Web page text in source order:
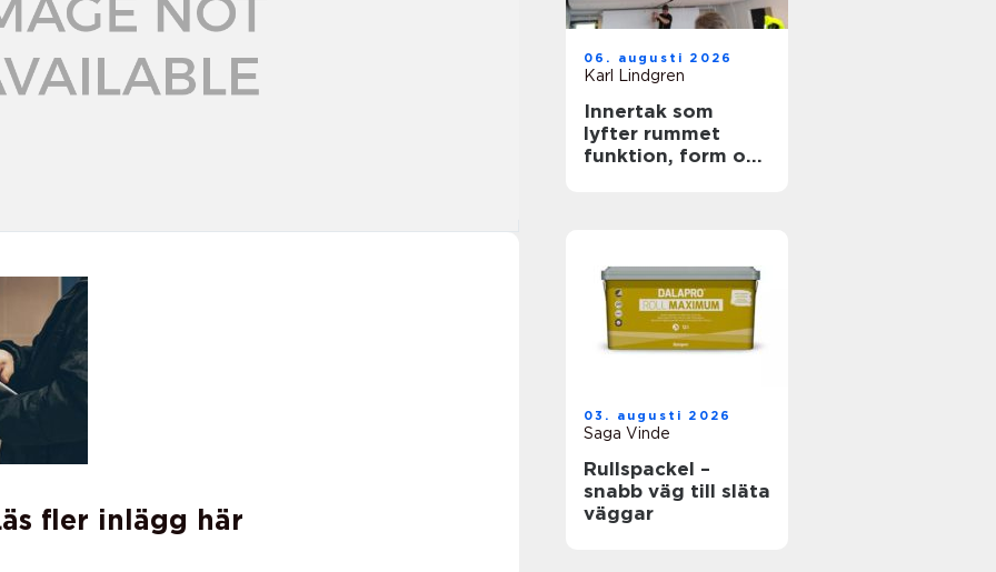
fler inlägg här
06. augusti 2026
Karl Lindgren
Innertak som
lyfter rummet
funktion, form och
03. augusti 2026
Saga Vinde
Rullspackel –
snabb väg till släta
väggar